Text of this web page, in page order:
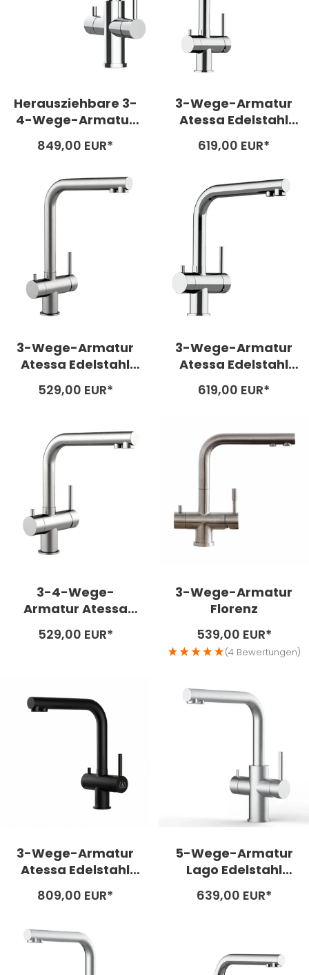
Herausziehbare 3-
4-Wege-Armatur
Calabro Edelstahl
poliert glänzend
Angebotspreis
849,00 EUR*
3-Wege-Armatur
Atessa Edelstahl
glänzend - hohe
Variante
Angebotspreis
619,00 EUR*
3-Wege-Armatur
Atessa Edelstahl
matt - hohe
Variante
Angebotspreis
529,00 EUR*
3-Wege-Armatur
Atessa Edelstahl
glänzend -
niedrige Variante
Angebotspreis
619,00 EUR*
3-4-Wege-
Armatur Atessa
Edelstahl matt -
niedrige Variante
Angebotspreis
529,00 EUR*
3-Wege-Armatur
Florenz
Angebotspreis
539,00 EUR*
(4 Bewertungen)
3-Wege-Armatur
Atessa Edelstahl
PVD schwarz matt
Angebotspreis
809,00 EUR*
5-Wege-Armatur
Lago Edelstahl
matt gebürstet –
niedrige Variante
Angebotspreis
639,00 EUR*